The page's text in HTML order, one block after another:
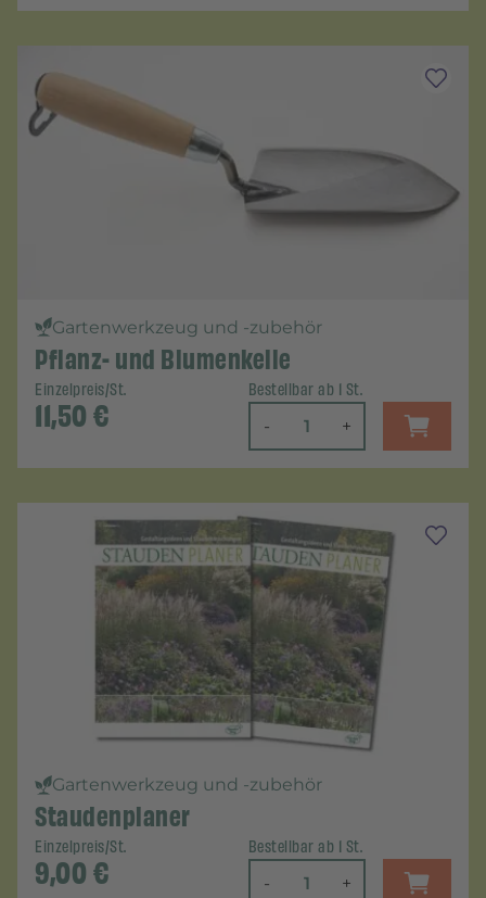
Gartenwerkzeug und -zubehör
Pflanz- und Blumenkelle
Einzelpreis/St.
11,50€
Bestellbar ab 1 St.
- +
Gartenwerkzeug und -zubehör
Staudenplaner
Einzelpreis/St.
9,00€
Bestellbar ab 1 St.
- +